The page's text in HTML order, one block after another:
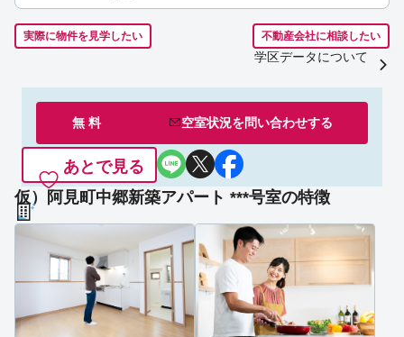
実際に物件を見学したい 不動産会社に相談したい
学区データについて
無 料 空室状況を問い合わせする
あとで見る
仮）阿見町中郷新築アパート ***号室の特徴